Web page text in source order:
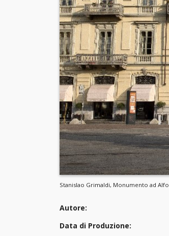
Stanislao Grimaldi, Monumento ad
Autore:
Data di Produzione: